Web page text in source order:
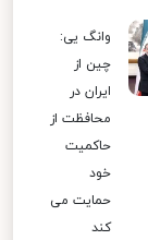
وانگ یی:
چین از
ایران در
محافظت از
حاکمیت
خود
حمایت می
کند